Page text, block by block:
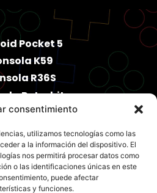
consentimiento
utilizamos tecnologías como las
a la información del dispositivo. El
nos permitirá procesar datos como
o las identificaciones únicas en este
puede afectar
y funciones.
Pocket 5
K59
R36S
Retrobit
X55